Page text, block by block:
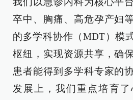
卒中、胸痛、高危孕产妇
的多学科协作（MDT）模
枢纽，实现资源共享，确
患者能得到多学科专家的
发展上，我们重点培育